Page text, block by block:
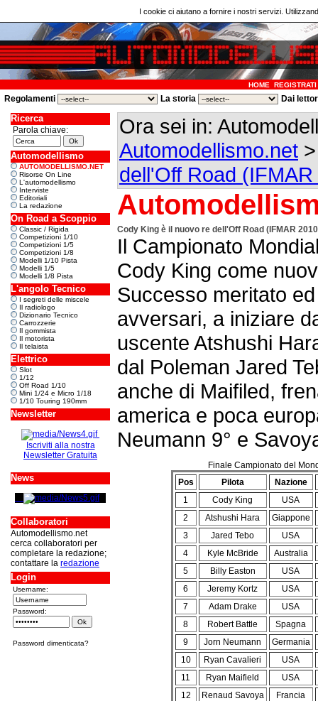
I cookie ci aiutano a fornire i nostri servizi.
HOME REGISTRATI
Regolamenti La storia Dai
Ricerca
Parola chiave:
Automodellismo
AUTOMODELLISMO.NET
Risorse On Line
L'automodellismo
Interviste
Editoriali
La redazione
On Road a Scoppio
Classic / Rigida
Competizioni 1/10
Competizioni 1/5
Competizioni 1/8
Modelli 1/10 Pista
Modelli 1/5
Modelli 1/8 Pista
L'angolo Tecnico
I segreti delle miscele
Il radiologo
Dizionario Tecnico
Carrozzerie
Il gommista
Il motorista
Il telaista
Elettrico
Slot
1/12
Off Road 1/10
Mini 1/24 e Micro 1/18
1/10 Touring 190mm
Newsletter
Iscriviti alla nostra
Newsletter Gratuita
News
Collaboratori
Automodellismo.net
cerca collaboratori per
completare la redazione;
contattare la redazione
Login
Username:
Password:
Password dimenticata?
Ora sei in:
Automodellismo.net
dell'Off Road
Cody King è il nuovo re dell'Off Road (IFMAR
Il Campionato
Cody King come
Successo meritato
avversari, a iniziare
uscente Atshushi
dal Poleman Jared
anche di Maifiled,
america e poca
Neumann 9° e
Finale Campionato del
Pos
Pilota
Nazione
1
Cody King USA
2
Atshushi Hara
Giappone
3
Jared Tebo
USA
4
Kyle McBride
Australia
5
Billy Easton
USA
6
Jeremy Kortz
USA
7
Adam Drake
USA
8
Robert Battle
Spagna
9
Jorn Neumann
Germania
10
Ryan Cavalieri
USA
11
Ryan Maifield
USA
12
Renaud Savoya Francia